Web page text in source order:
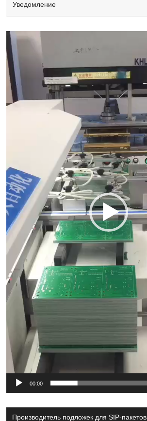
Уведомление
Video
Player
00:00
Производитель подложек для SIP-пакетов